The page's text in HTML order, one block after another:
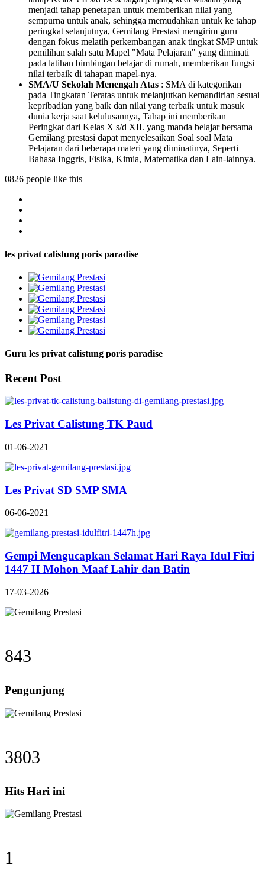
menjadi tahap penetapan untuk memberikan nilai yang
sempurna untuk anak, sehingga memudahkan untuk ke tahap
peringkat selanjutnya, Gemilang Prestasi mengirim guru
dengan fokus melatih perkembangan anak tingkat SMP untuk
pemilihan salah satu Mapel "Mata Pelajaran" yang diminati
pada latihan bimbingan belajar di rumah, memberikan fungsi
nilai terbaik di tahapan mapel-nya.
SMA/U Sekolah Menengah Atas : SMA di kategorikan
pada Tingkatan Teratas untuk melanjutkan kemandirian sesuai
kepribadian yang baik dan nilai yang terbaik untuk masuk
dunia kerja saat kelulusannya, Tahap ini memberikan
Peringkat dari Kelas X s/d XII. yang manda belajar bersama
Gemilang prestasi dapat menyelesaikan Soal soal Mata
Pelajaran dari beberapa materi yang diminatinya, Seperti
Bahasa Inggris, Fisika, Kimia, Matematika dan Lain-lainnya.
0826 people like this
les privat calistung poris paradise
Guru les privat calistung poris paradise
Recent Post
Les Privat Calistung TK Paud
01-06-2021
Les Privat SD SMP SMA
06-06-2021
Gempi Mengucapkan Selamat Hari Raya Idul Fitri
1447 H Mohon Maaf Lahir dan Batin
17-03-2026
843
Pengunjung
3803
Hits Hari ini
1